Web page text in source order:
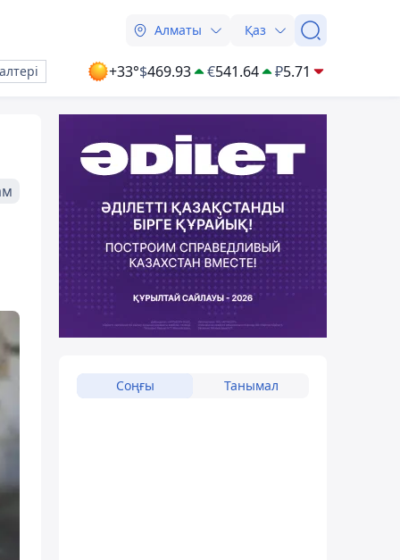
Алматы Қаз
+33°$469.93 €541.64 ₽5.71
Соңғы Танымал